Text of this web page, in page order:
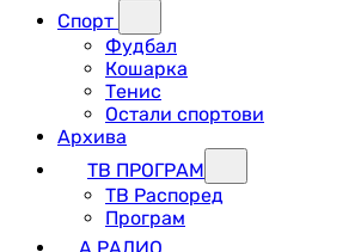
Спорт
Фудбал
Кошарка
Тенис
Остали спортови
Архива
ТВ ПРОГРАМ
ТВ Распоред
Програм